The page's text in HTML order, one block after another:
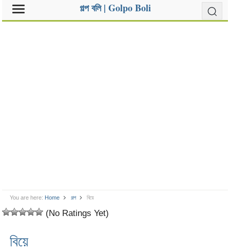
গল্প বলি | Golpo Boli
You are here: Home গল্প বিয়ে
(No Ratings Yet)
বিয়ে